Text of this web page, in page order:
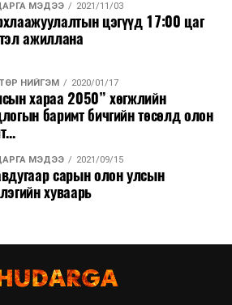
МЭДЭЭ 2021/11/03
цэгүүд 17:00 цаг
ажиллана
НИЙГЭМ 2020/01/17
хараа 2050” хөгжлийн
баримт бичгийн төсөлд олон
МЭДЭЭ 2021/09/15
сарын олон улсын
хуваарь